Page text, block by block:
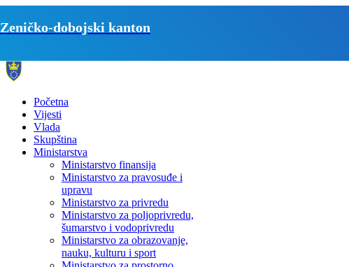
Zeničko-dobojski kanton
Početna
Vijesti
Vlada
Skupština
Ministarstva
Ministarstvo finansija
Ministarstvo za pravosuđe i
upravu
Ministarstvo za privredu
Ministarstvo za poljoprivredu,
šumarstvo i vodoprivredu
Ministarstvo za obrazovanje,
nauku, kulturu i sport